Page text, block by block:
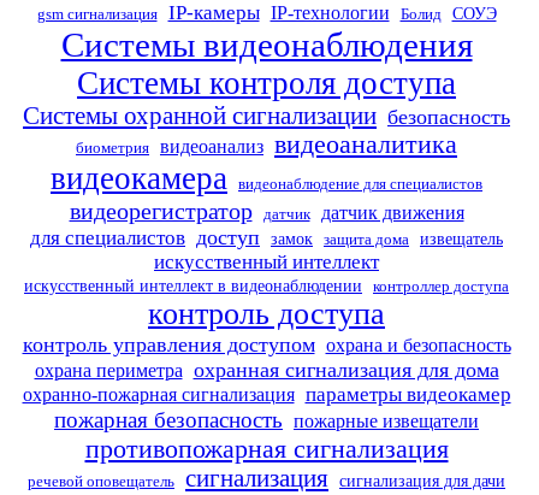
gsm сигнализация IP-камеры IP-технологии Болид СОУЭ
Системы видеонаблюдения
Системы контроля доступа
Системы охранной сигнализации безопасность
биометрия видеоанализ видеоаналитика
видеокамера видеонаблюдение для специалистов
видеорегистратор датчик датчик движения
для специалистов доступ замок защита дома извещатель
искусственный интеллект
искусственный интеллект в видеонаблюдении контроллер доступа
контроль доступа
контроль управления доступом охрана и безопасность
охрана периметра охранная сигнализация для дома
охранно-пожарная сигнализация параметры видеокамер
пожарная безопасность пожарные извещатели
противопожарная сигнализация
речевой оповещатель сигнализация сигнализация для дачи